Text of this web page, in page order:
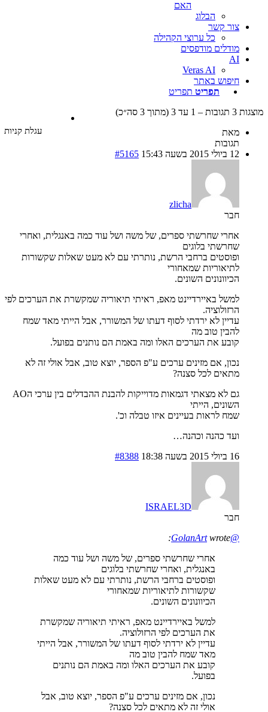
הבלוג
צור קשר
כל ערוצי הקהילה
מודלים מודפסים
AI
Veras AI
חיפוש באתר
תפריט תפריט
עגלת קניות
3 (מתוך 3 סה״כ)
מאת
תגובות
12 ביולי 2015 בשעה 15:43
#5165
zlicha
אחרי שחרשתי ספרים, של משה ושל עוד כמה באנגלית, ואחרי
שחרשתי בלוגים
ופוסטים ברחבי הרשת, נותרתי עם לא מעט שאלות שקשורות
לתיאוריות שמאחורי
הכיוונונים השונים.
למשל באיירדיינט מאפ, ראיתי תיאוריה שמקשרת את הערכים לפי
הרזולוציה.
עדיין לא ירדתי לסוף דעתו של המשורר, אבל הייתי מאד שמח
להבין טוב מה
קובע את הערכים האלו ומה באמת הם נותנים בפועל.
נכון, אם מזינים ערכים ע"פ הספר, יוצא טוב, אבל אולי זה לא
מתאים לכל סצנה?
גם לא מצאתי דגמאות מדוייקות להבנת ההבדלים בין ערכי הAO
השונים, הייתי
שמח לראות בעיינים איזו טבלה וכ'.
ועד כהנה וכהנה…
#8388
ISRAEL3D
wrote:
אחרי שחרשתי ספרים, של משה ושל עוד כמה
באנגלית, ואחרי שחרשתי בלוגים
ופוסטים ברחבי הרשת, נותרתי עם לא מעט שאלות
שקשורות לתיאוריות שמאחורי
הכיוונונים השונים.
למשל באיירדיינט מאפ, ראיתי תיאוריה שמקשרת
את הערכים לפי הרזולוציה.
עדיין לא ירדתי לסוף דעתו של המשורר, אבל הייתי
מאד שמח להבין טוב מה
קובע את הערכים האלו ומה באמת הם נותנים
בפועל.
נכון, אם מזינים ערכים ע"פ הספר, יוצא טוב, אבל
אולי זה לא מתאים לכל סצנה?